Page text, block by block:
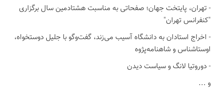
- تهران، پایتخت جهان؛ صفحاتی به مناسبت هشتادمین سال برگزاری
"کنفرانس تهران"
- اخراج استادان به دانشگاه آسیب می‌زند، گفت‌وگو با جلیل دوستخواه،
اوستاشناس و شاهنامه‌پژوه
- دوروتیا لانگ و سیاست دیدن
و ...